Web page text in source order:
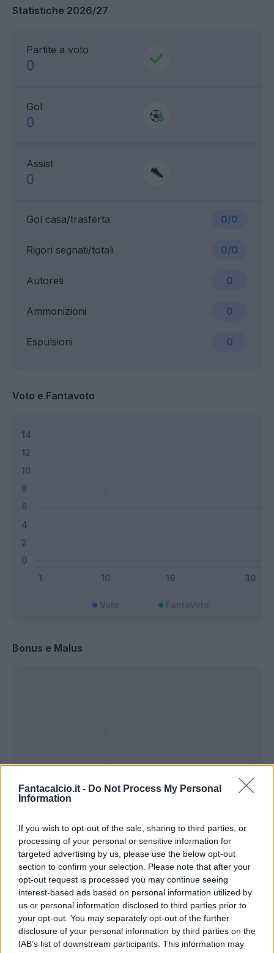
Fantacalcio.it - Do Not Process My Personal
Information
If you wish to opt-out of the sale, sharing to third parties, or
processing of your personal or sensitive information for
targeted advertising by us, please use the below opt-out
section to confirm your selection. Please note that after your
opt-out request is processed you may continue seeing
interest-based ads based on personal information utilized by
us or personal information disclosed to third parties prior to
your opt-out. You may separately opt-out of the further
disclosure of your personal information by third parties on the
IAB’s list of downstream participants. This information may
Statistiche 2026/27
Partite a voto
0
Gol
0
Assist
0
Gol casa/trasferta 0/0
Ammonizioni 0
Rigori segnati/totali 0/0
Espulsioni 0
Autoreti 0
Voto e Fantavoto
Bonus e Malus
Bonus Malus
Presenze a
voto